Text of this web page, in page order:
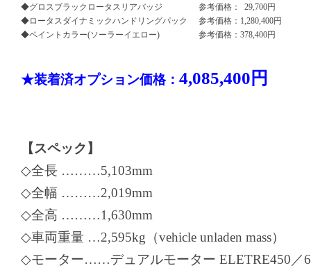
◆グロスブラックロータスリアバッジ
参考価格：
29,700円
◆ロータスダイナミックハンドリングパック
参考価格： 1,280,400円
◆ペイントカラー(ソーラーイエロー)
参考価格： 378,400円
★装着済オプション価格： 4,085,400円
【スペック】
◇全長 ………5,103mm
◇全幅 ………2,019mm
◇全高 ………1,630mm
◇車両重量 …2,595kg（vehicle unladen mass）
◇モーター……デュアルモーター ELETRE450／